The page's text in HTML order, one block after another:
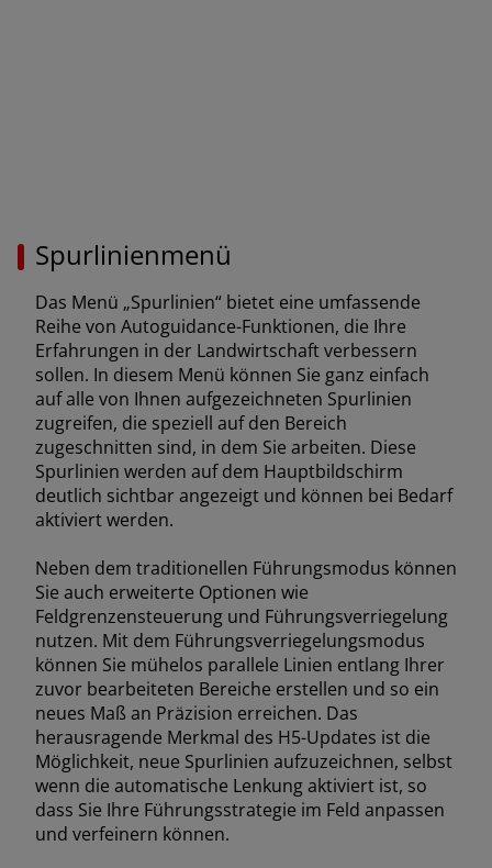
Spurlinienmenü
Das Menü „Spurlinien“ bietet eine umfassende
Reihe von Autoguidance-Funktionen, die Ihre
Erfahrungen in der Landwirtschaft verbessern
sollen. In diesem Menü können Sie ganz einfach
auf alle von Ihnen aufgezeichneten Spurlinien
zugreifen, die speziell auf den Bereich
zugeschnitten sind, in dem Sie arbeiten. Diese
Spurlinien werden auf dem Hauptbildschirm
deutlich sichtbar angezeigt und können bei Bedarf
aktiviert werden.
Neben dem traditionellen Führungsmodus können
Sie auch erweiterte Optionen wie
Feldgrenzensteuerung und Führungsverriegelung
nutzen. Mit dem Führungsverriegelungsmodus
können Sie mühelos parallele Linien entlang Ihrer
zuvor bearbeiteten Bereiche erstellen und so ein
neues Maß an Präzision erreichen. Das
herausragende Merkmal des H5-Updates ist die
Möglichkeit, neue Spurlinien aufzuzeichnen, selbst
wenn die automatische Lenkung aktiviert ist, so
dass Sie Ihre Führungsstrategie im Feld anpassen
und verfeinern können.